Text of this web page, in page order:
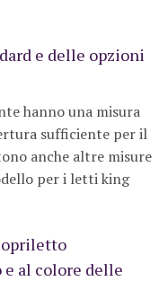
e delle opzioni
hanno una misura
sufficiente per il
anche altre misure
per i letti king
al colore delle